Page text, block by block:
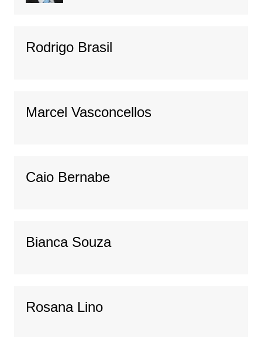
Rodrigo Brasil
Marcel Vasconcellos
Caio Bernabe
Bianca Souza
Rosana Lino